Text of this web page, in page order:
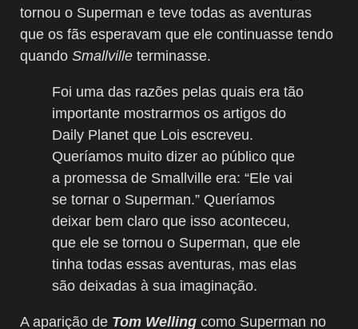
tornou o Superman e teve todas as aventuras
que os fãs esperavam que ele continuasse tendo
quando Smallville terminasse.
Foi uma das razões pelas quais era tão
importante mostrarmos os artigos do
Daily Planet que Lois escreveu.
Queríamos muito dizer ao público que
a promessa de Smallville era: “Ele vai
se tornar o Superman.” Queríamos
deixar bem claro que isso aconteceu,
que ele se tornou o Superman, que ele
tinha todas essas aventuras, mas elas
são deixadas à sua imaginação.
A aparição de Tom Welling como Superman no